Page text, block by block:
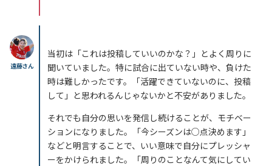
遠藤さん
当初は「これは投稿していいのかな？」とよく周りに
聞いていました。特に試合に出ていない時や、負けた
時は難しかったです。「活躍できていないのに、投稿
して」と思われるんじゃないかと不安がありました。
それでも自分の思いを発信し続けることが、モチベー
ションになりました。「今シーズンは○点決めます」
などと明言することで、いい意味で自分にプレッシャ
ーをかけられました。「周りのことなんて気にしてい